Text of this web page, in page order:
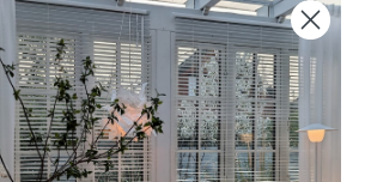
je eerste bestelling
en ontvang als eerste nieuwe
en aanbiedingen